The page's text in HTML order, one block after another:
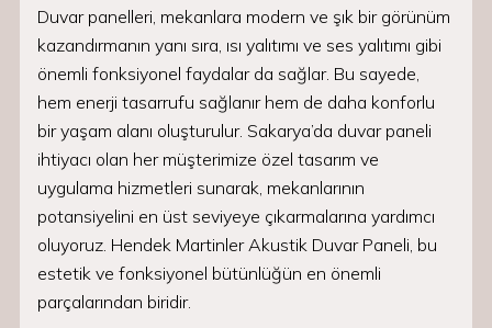
Duvar panelleri, mekanlara modern ve şık bir görünüm
kazandırmanın yanı sıra, ısı yalıtımı ve ses yalıtımı gibi
önemli fonksiyonel faydalar da sağlar. Bu sayede,
hem enerji tasarrufu sağlanır hem de daha konforlu
bir yaşam alanı oluşturulur. Sakarya’da duvar paneli
ihtiyacı olan her müşterimize özel tasarım ve
uygulama hizmetleri sunarak, mekanlarının
potansiyelini en üst seviyeye çıkarmalarına yardımcı
oluyoruz. Hendek Martinler Akustik Duvar Paneli, bu
estetik ve fonksiyonel bütünlüğün en önemli
parçalarından biridir.